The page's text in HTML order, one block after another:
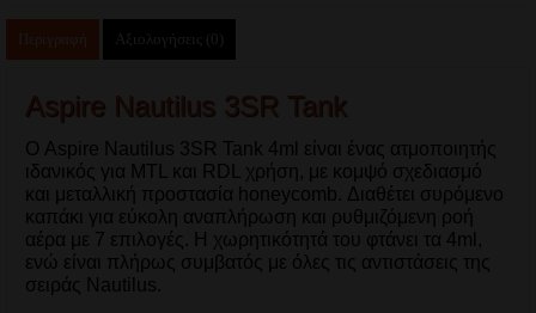
Αξιολογήσεις (0)
Aspire Nautilus 3SR Tank
Ο Aspire Nautilus 3SR Tank 4ml είναι ένας ατμοποιητής
ιδανικός για MTL και RDL χρήση, με κομψό σχεδιασμό
και μεταλλική προστασία honeycomb. Διαθέτει συρόμενο
καπάκι για εύκολη αναπλήρωση και ρυθμιζόμενη ροή
αέρα με 7 επιλογές. Η χωρητικότητά του φτάνει τα 4ml,
ενώ είναι πλήρως συμβατός με όλες τις αντιστάσεις της
σειράς Nautilus.